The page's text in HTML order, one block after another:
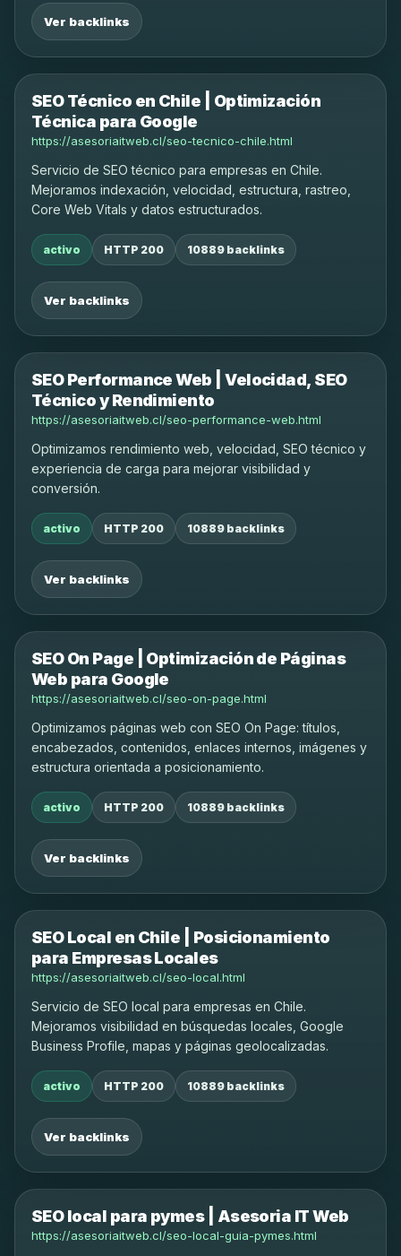
Ver backlinks
SEO Técnico en Chile | Optimización
Técnica para Google
https://asesoriaitweb.cl/seo-tecnico-chile.html
Servicio de SEO técnico para empresas en Chile.
Mejoramos indexación, velocidad, estructura, rastreo,
Core Web Vitals y datos estructurados.
activo HTTP 200 10889 backlinks
Ver backlinks
SEO Performance Web | Velocidad, SEO
Técnico y Rendimiento
https://asesoriaitweb.cl/seo-performance-web.html
Optimizamos rendimiento web, velocidad, SEO técnico y
experiencia de carga para mejorar visibilidad y
conversión.
activo HTTP 200 10889 backlinks
Ver backlinks
SEO On Page | Optimización de Páginas
Web para Google
https://asesoriaitweb.cl/seo-on-page.html
Optimizamos páginas web con SEO On Page: títulos,
encabezados, contenidos, enlaces internos, imágenes y
estructura orientada a posicionamiento.
activo HTTP 200 10889 backlinks
Ver backlinks
SEO Local en Chile | Posicionamiento
para Empresas Locales
https://asesoriaitweb.cl/seo-local.html
Servicio de SEO local para empresas en Chile.
Mejoramos visibilidad en búsquedas locales, Google
Business Profile, mapas y páginas geolocalizadas.
activo HTTP 200 10889 backlinks
Ver backlinks
SEO local para pymes | Asesoria IT Web
https://asesoriaitweb.cl/seo-local-guia-pymes.html